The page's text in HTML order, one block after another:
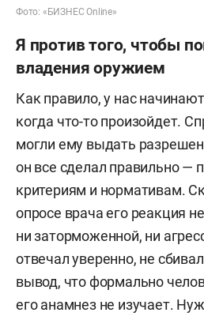
Фото: «БИЗНЕС Online»
Я против того, чтобы
владения оружием
Как правило, у нас
когда что-то произойдет.
могли ему выдать
он все сделал правильно —
критериям и нормативам.
опросе врача его реакция
ни заторможенной, ни
отвечал уверенно, не
вывод, что формально
его анамнез не изучает.